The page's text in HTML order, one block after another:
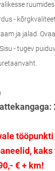
-
ja jalad.
Sisu - tugev
tööpunkti
€ + km!